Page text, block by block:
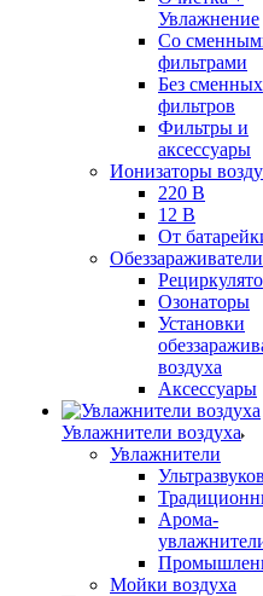
Увлажнение
Cо
фильтрами
Без сменных
фильтров
Фильтры и
аксессуары
Ионизаторы
220 В
12 В
От
Обеззараживатели
Озонаторы
Установки
воздуха
Аксессуары
Увлажнители воздуха
Увлажнители
Арома-
Мойки воздуха